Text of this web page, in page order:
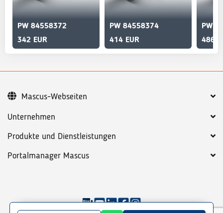
PW 84558372
342 EUR
PW 84558374
414 EUR
PW
486
Unternehmen
Produkte und Dienstleistungen
Portalmanager Mascus
Mascus-Webseiten